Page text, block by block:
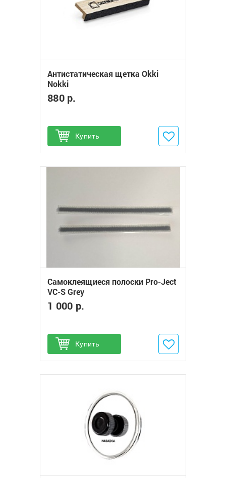
Антистатическая щетка Okki
Nokki
880 р.
Купить
Добавить в избранное
Самоклеящиеся полоски Pro-Ject
VC-S Grey
1 000 р.
Купить
Добавить в избранное